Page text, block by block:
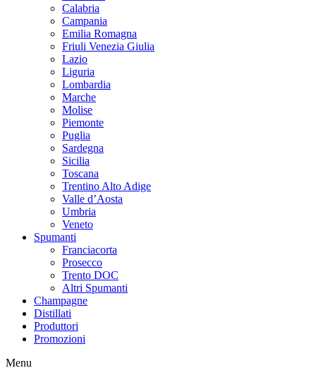
Calabria
Campania
Emilia Romagna
Friuli Venezia Giulia
Lazio
Liguria
Lombardia
Marche
Molise
Piemonte
Puglia
Sardegna
Sicilia
Toscana
Trentino Alto Adige
Valle d’Aosta
Umbria
Veneto
Spumanti
Franciacorta
Prosecco
Trento DOC
Altri Spumanti
Champagne
Distillati
Produttori
Promozioni
Menu